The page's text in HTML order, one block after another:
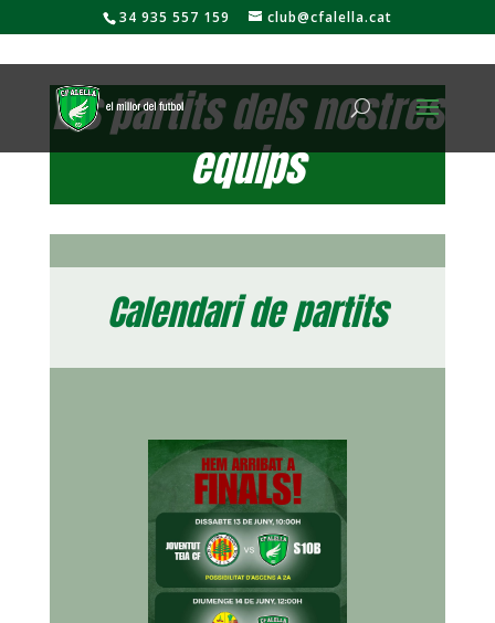
34 935 557 159 club@cfalella.cat
Els partits dels nostres
equips
Calendari de partits